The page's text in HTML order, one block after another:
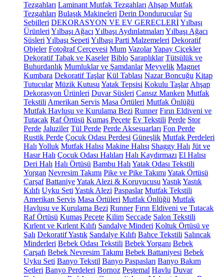
Tezgahları Laminant Mutfak Tezgahları Ahşap Mutfak
Tezgahları Bulaşık Makineleri Derin Dondurucular Su
Sebilleri DEKORASYON VE EV GEREÇLERİYılbaşı
Ürünleri Yılbaşı Ağacı Yılbaşı Aydınlatmaları Yılbaşı Ağacı
Süsleri Yılbaşı Sepeti Yılbaşı Parti Malzemeleri Dekoratif
Objeler Fotoğraf Çerçevesi Mum VazolarYapay Çiçekler
Dekoratif Tabak ve Kaseler Biblo Şaraplıklar Tütsülük ve
Buhurdanlık Mumluklar ve Şamdanlar Meyvelik Magnet
Kumbara Dekoratif Taşlar Kül Tablası Nazar Boncuğu Kitap
Tutucular Müzik Kutusu Yatak Tepsisi Kokulu Taşlar Ahşap
Dekorasyon Ürünleri Duvar Süsleri Cansız Manken Mutfak
Tekstili Amerikan Servis Masa Örtüleri Mutfak Önlüğü
Mutfak Havlusu ve Kurulama Bezi Runner Fırın Eldiveni ve
Tutacak Raf Örtüsü Kumaş Peçete Ev Tekstili Perde Stor
Perde Jaluziler Tül Perde Perde Aksesuarları Fon Perde
Rustik Perde Çocuk Odası Perdesi Güneşlik Mutfak Perdeleri
Halı Yolluk Mutfak Halısı Makine Halısı Shaggy Halı Jüt ve
Hasır Halı Çocuk Odası Halıları Halı Kaydırmazı El Halısı
Deri Halı Halı Örtüsü Bambu Halı Yatak Odası Tekstili
Yorgan Nevresim Takımı Pike ve Pike Takımı Yatak Örtüsü
Çarşaf BattaniyeYatak Alezi & Koruyucusu YastıkYastık
Kılıfı Uyku Seti Yastık Alezi Paspaslar Mutfak Tekstili
Amerikan Servis Masa Örtüleri Mutfak Önlüğü Mutfak
Havlusu ve Kurulama Bezi Runner Fırın Eldiveni ve Tutacak
Raf Örtüsü Kumaş Peçete Kilim Seccade Salon Tekstili
Kırlent ve Kırlent Kılıfı Sandalye Minderi Koltuk Örtüsü ve
Şalı Dekoratif Yastık Sandalye Kılıfı Bahçe Tekstili Salıncak
Minderleri Bebek Odası Tekstili Bebek Yorganı Bebek
Çarşafı Bebek Nevresim Takımı Bebek Battaniyesi Bebek
Uyku Seti Banyo Tekstil Banyo Paspasları Banyo Bakım
Setleri Banyo Perdeleri Bornoz Peştemal Havlu Duvar